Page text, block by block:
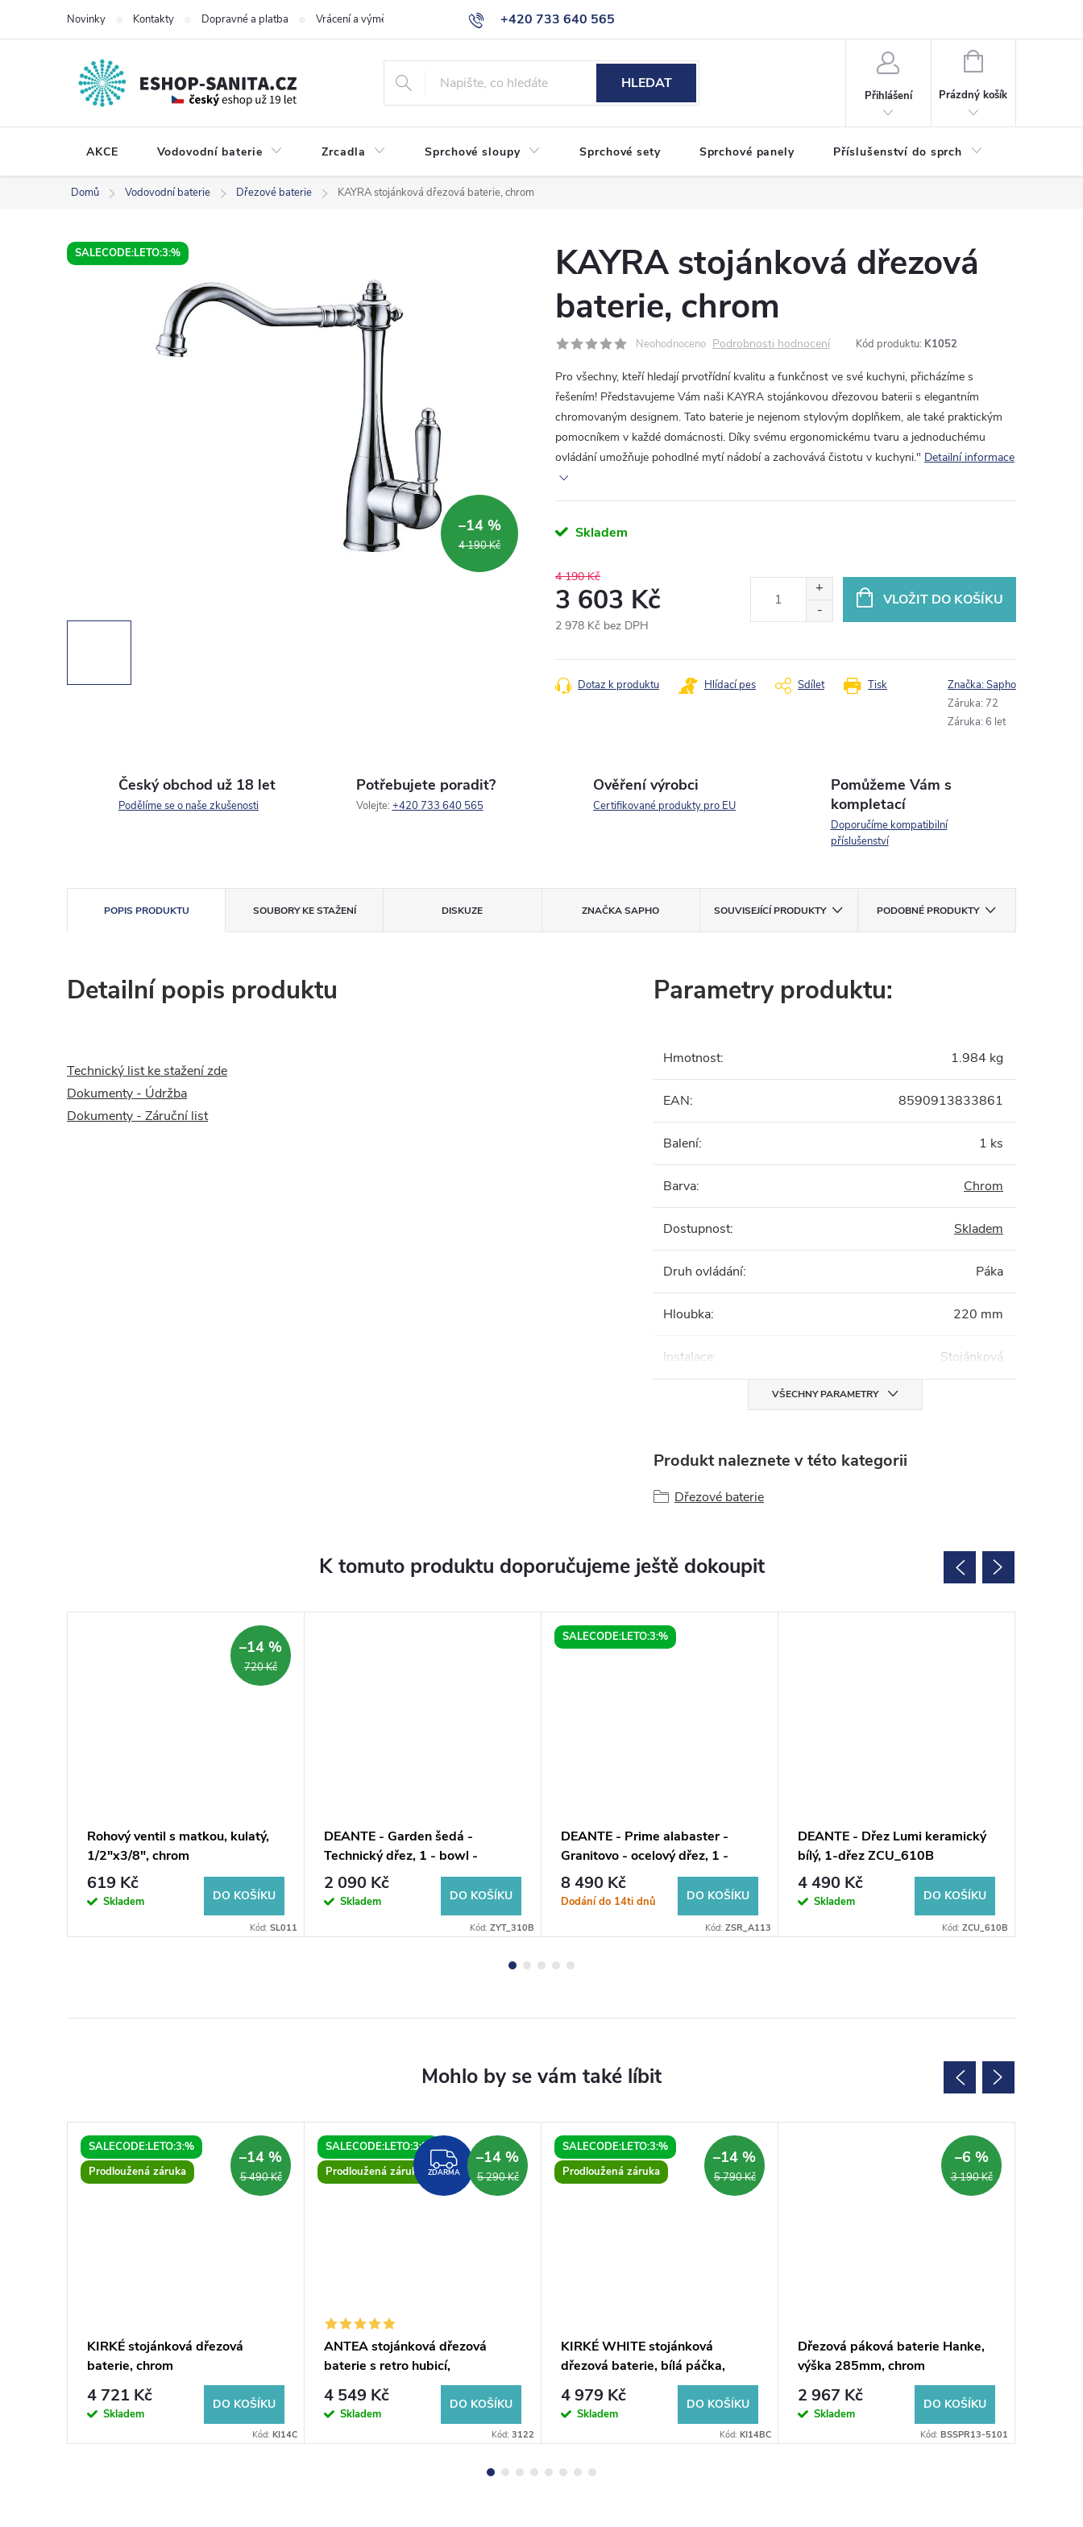
+420 733 640 565
info@eshop-sanita.cz
Novinky Kontakty Dopravné a platba Vrácení a výměna zboží Reklamace Obchodní podmínky
HLEDAT
Přihlášení
NÁKUPNÍ
Prázdný košík
AKCE Vodovodní baterie Zrcadla Sprchové sloupy Sprchové sety Sprchové panely Příslušenství do sprch
Domů Vodovodní baterie Dřezové baterie KAYRA stojánková dřezová baterie, chrom
SALECODE:LETO:3:%
4 190 Kč
–14 %
KAYRA stojánková dřezová
baterie, chrom
Neohodnoceno Podrobnosti hodnocení Kód produktu: K1052
Pro všechny, kteří hledají prvotřídní kvalitu a funkčnost ve své kuchyni, přicházíme s
řešením! Představujeme Vám naši KAYRA stojánkovou dřezovou baterii s elegantním
chromovaným designem. Tato baterie je nejenom stylovým doplňkem, ale také praktickým
pomocníkem v každé domácnosti. Díky svému ergonomickému tvaru a jednoduchému
ovládání umožňuje pohodlné mytí nádobí a zachovává čistotu v kuchyni." Detailní informace
Skladem
4 190 Kč
3 603 Kč
2 978 Kč bez DPH
cena:
VLOŽIT DO KOŠÍKU
Tisk
Dotaz k produktu Hlídací pes Sdílet Značka:Sapho
Záruka: 72
Záruka: 6 let
Český obchod už 18 let
Podělíme se o naše zkušenosti
Potřebujete poradit?
Volejte: +420 733 640 565
Ověření výrobci
Certifikované produkty pro EU
Pomůžeme Vám s
kompletací
Doporučíme kompatibilní
příslušenství
POPIS PRODUKTU SOUBORY KE STAŽENÍ DISKUZE ZNAČKASAPHO SOUVISEJÍCÍ PRODUKTY PODOBNÉ PRODUKTY
Detailní popis produktu
Technický list ke stažení zde
Dokumenty - Údržba
Dokumenty - Záruční list
Parametry produktu:
Hmotnost: 1.984 kg
EAN: 8590913833861
Balení: 1 ks
Barva: Chrom
Dostupnost: Skladem
Druh ovládání: Páka
Hloubka: 220 mm
Instalace: Stojánková
VŠECHNY PARAMETRY
Produkt naleznete v této kategorii
Dřezové baterie
K tomuto produktu doporučujeme ještě dokoupit
720 Kč
–14 %
Rohový ventil s matkou, kulatý,
1/2"x3/8", chrom
619 Kč
Skladem DO KOŠÍKU
Kód: SL011
DEANTE - Garden šedá -
Technický dřez, 1 - bowl -
nástěnný ZYT_310B
2 090 Kč
Skladem DO KOŠÍKU
Kód: ZYT_310B
SALECODE:LETO:3:%
DEANTE - Prime alabaster -
Granitovo - ocelový dřez, 1 -
bowl s odkapávačem ZSR_A113
8 490 Kč
Dodání do 14ti dnů DO KOŠÍKU
Kód: ZSR_A113
DEANTE - Dřez Lumi keramický
bílý, 1-dřez ZCU_610B
4 490 Kč
Skladem DO KOŠÍKU
Kód: ZCU_610B
SALECODE:LETO:3:%
Prodloužená záruka
5 490 Kč
–14 %
KIRKÉ stojánková dřezová
baterie, chrom
4 721 Kč
Skladem
DO KOŠÍKU
Kód: KI14C
SALECODE:LETO:3:%
Prodloužená záruka
ZDARMA
ZDARMA 5 290 Kč
–14 %
ANTEA stojánková dřezová
baterie s retro hubicí,
chrom/zlato
4 549 Kč
Skladem
DO KOŠÍKU
Kód: 3122
SALECODE:LETO:3:%
Prodloužená záruka
5 790 Kč
–14 %
KIRKÉ WHITE stojánková
dřezová baterie, bílá páčka,
chrom
4 979 Kč
Skladem
DO KOŠÍKU
Kód: KI14BC
3 190 Kč
–6 %
Dřezová páková baterie Hanke,
výška 285mm, chrom
2 967 Kč
Skladem
DO KOŠÍKU
Kód: BSSPR13-5101